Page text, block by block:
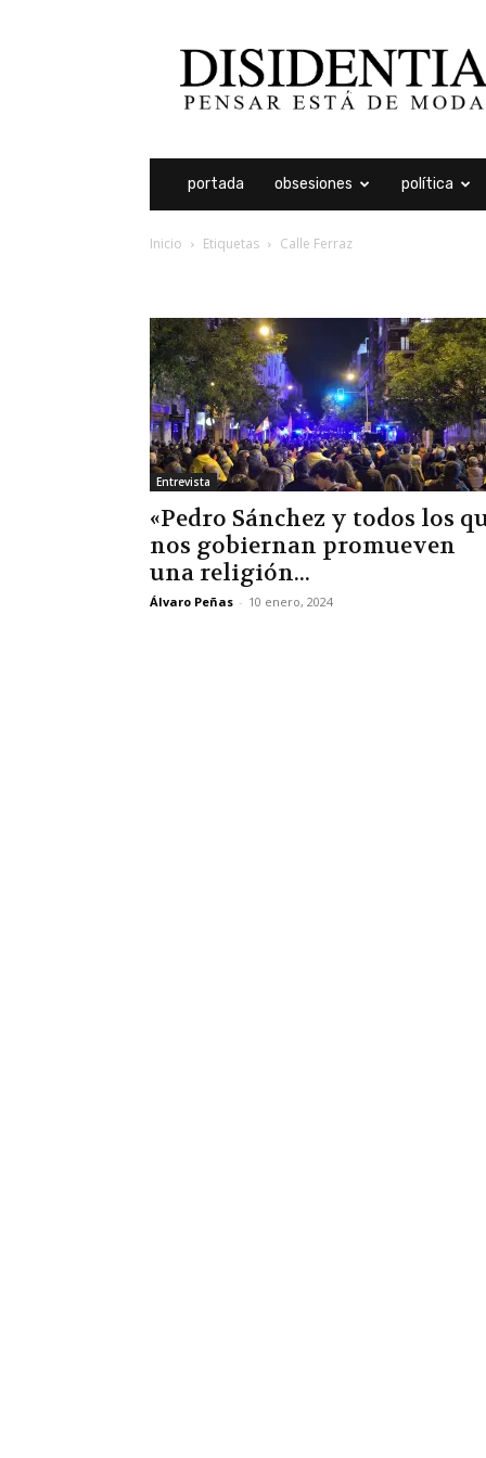
portada obsesiones política
Inicio Etiquetas Calle Ferraz
Entrevista
«Pedro Sánchez y todos los
nos gobiernan promueven
una religión...
Álvaro Peñas - 10 enero, 2024